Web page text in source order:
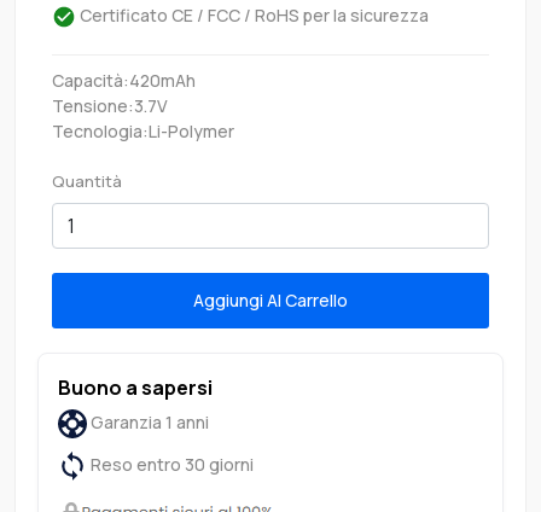
Certificato CE / FCC / RoHS per la sicurezza
Capacità:420mAh
Tensione:3.7V
Tecnologia:Li-Polymer
Quantità
Aggiungi Al Carrello
Buono a sapersi
Garanzia 1 anni
Reso entro 30 giorni